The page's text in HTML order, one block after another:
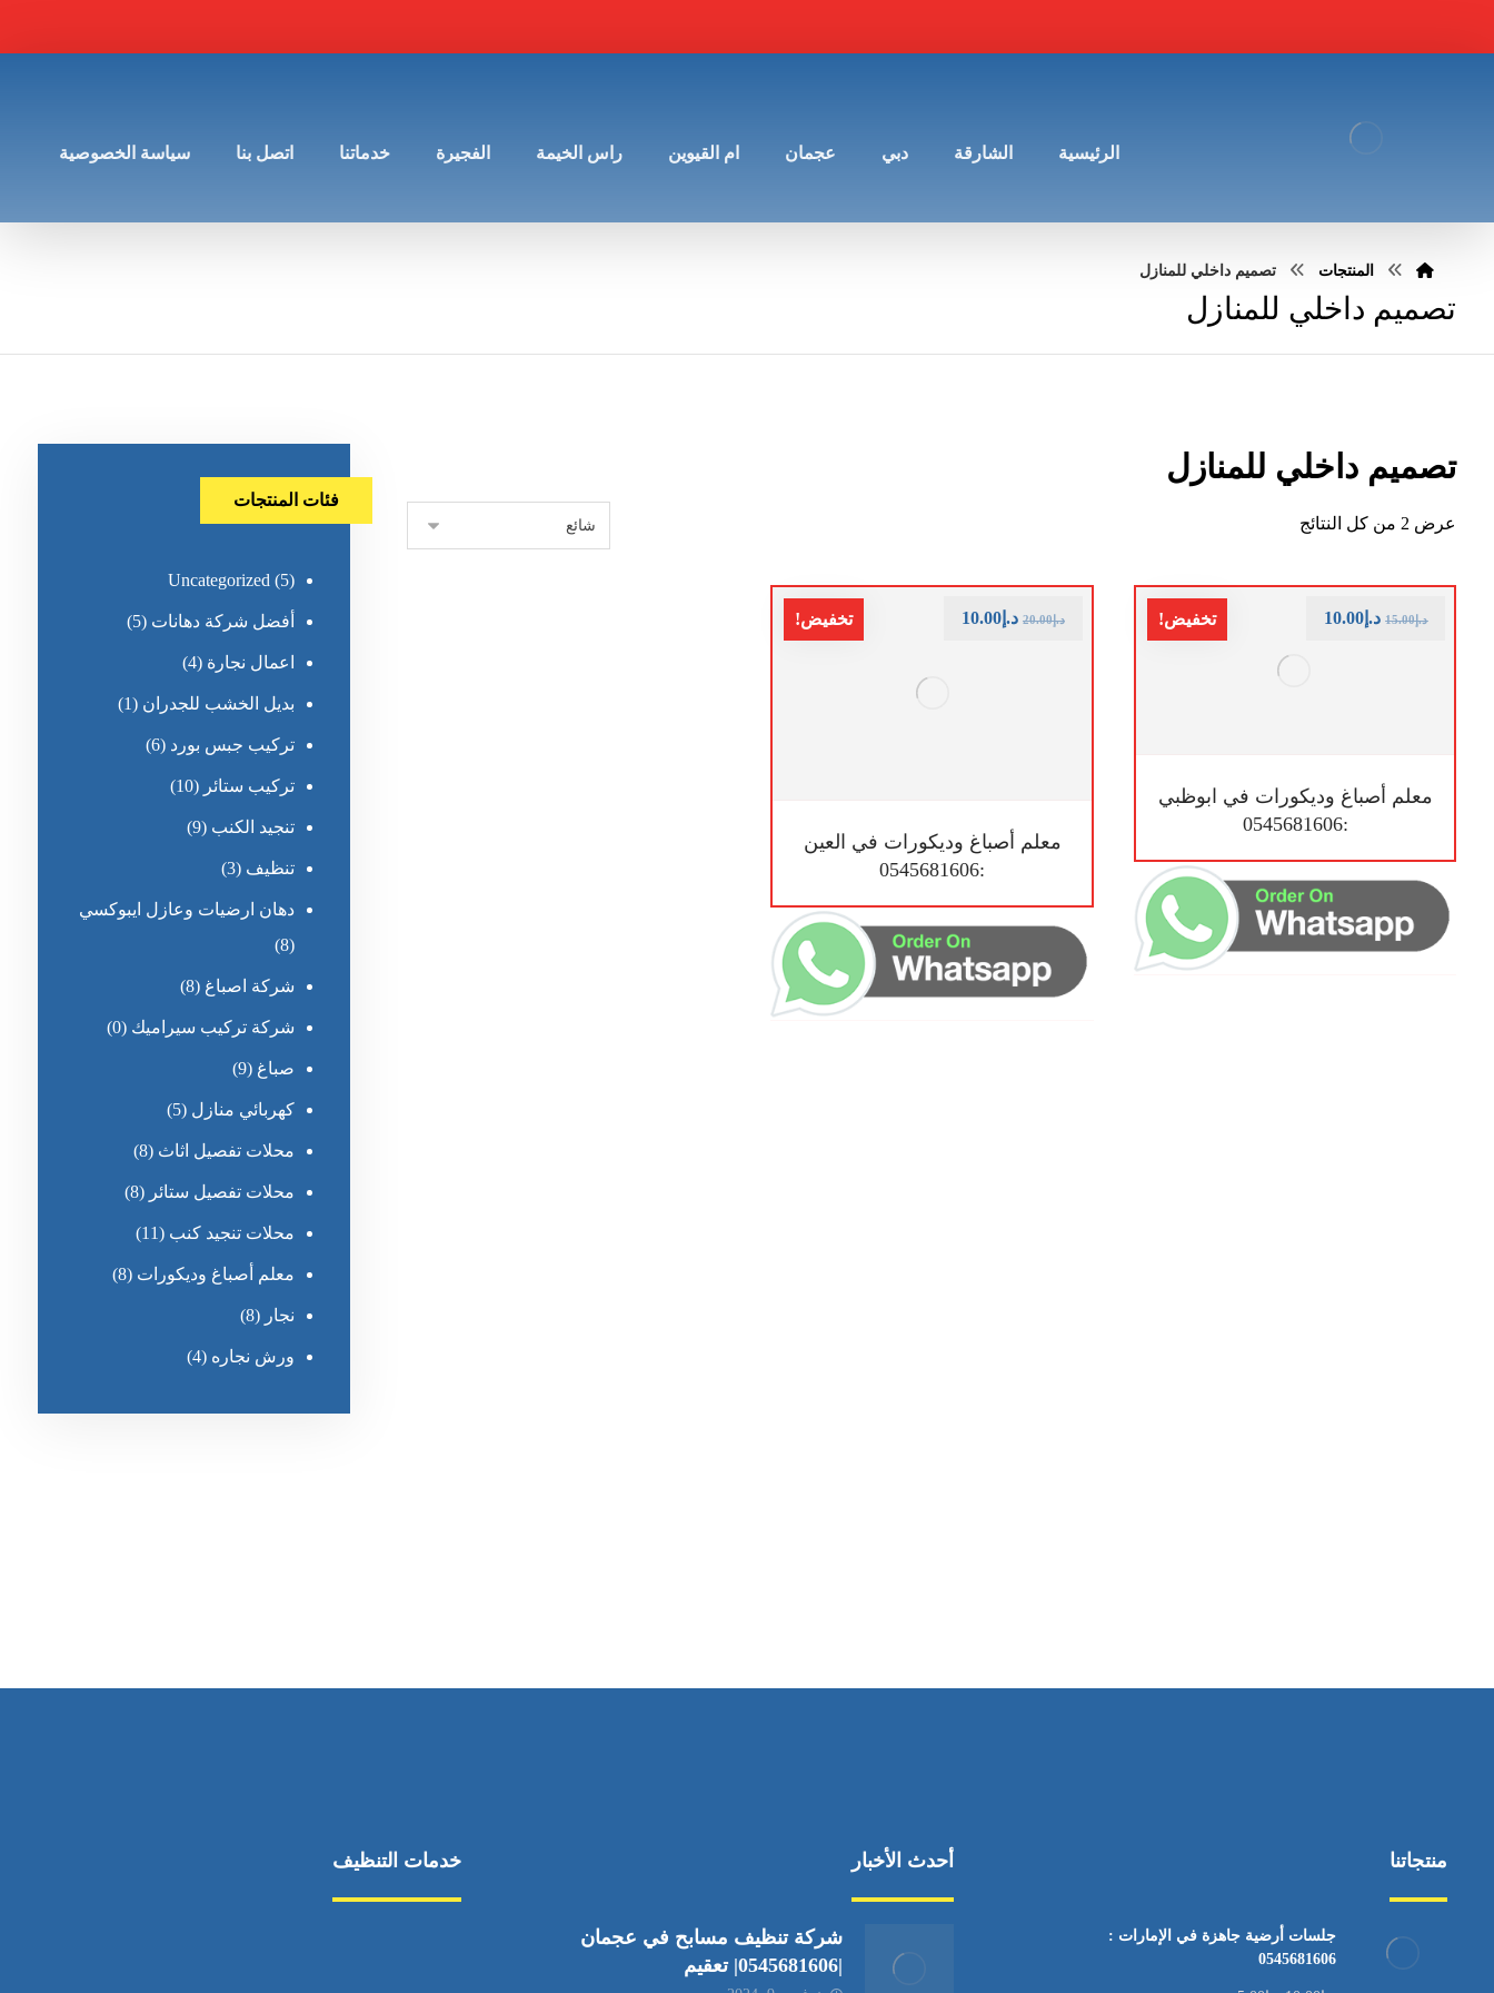
الرئيسية الشارقة دبي عجمان ام القيوين راس الخيمة الفجيرة خدماتنا اتصل بنا سياسة الخصوصية
المنتجات تصميم داخلي للمنازل
تصميم داخلي للمنازل
تصميم داخلي للمنازل
عرض ⁦2⁩ من كل النتائج
تخفيض!
معلم أصباغ وديكورات في ابوظبي
:0545681606
د.إ15.00 د.إ 10.00 تخفيض!
معلم أصباغ وديكورات في العين
:0545681606
د.إ20.00 د.إ10.00
فئات المنتجات
Uncategorized (5)
أفضل شركة دهانات (5)
اعمال نجارة (4)
بديل الخشب للجدران (1)
تركيب جبس بورد (6)
تركيب ستائر (10)
تنجيد الكنب (9)
تنظيف (3)
دهان ارضيات وعازل ايبوكسي
(8)
شركة اصباغ (8)
شركة تركيب سيراميك (0)
صباغ (9)
كهربائي منازل (5)
محلات تفصيل اثاث (8)
محلات تفصيل ستائر (8)
محلات تنجيد كنب (11)
معلم أصباغ وديكورات (8)
نجار (8)
ورش نجاره (4)
منتجاتنا
جلسات أرضية جاهزة في الإمارات :
0545681606
أحدث الأخبار
شركة تنظيف مسابح في عجمان
|0545681606| تعقيم
خدمات التنظيف